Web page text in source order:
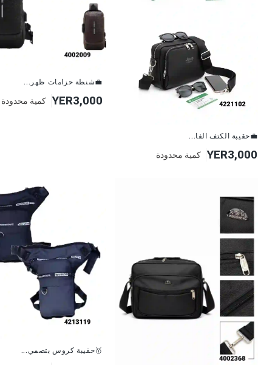
💼حقيبة الكتف الفا...
YER3,000 كمية محدودة
💼شنطة حزامات ظهر...
YER3,000 كمية محدودة
🥇حقيبة كروس بتصمي...